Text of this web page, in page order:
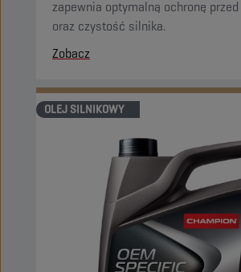
zapewnia optymalną ochronę
oraz czystość silnika.
Zobacz
OLEJ SILNIKOWY